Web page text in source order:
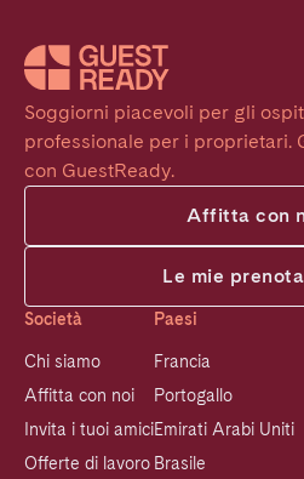
Soggiorni piacevoli per gli
professionale per i proprietari.
con GuestReady.
Affitta con
Le mie
Società
Chi siamo
Affitta con noi
Invita i tuoi amici
Offerte di lavoro
Paesi
Francia
Portogallo
Emirati Arabi Uniti
Brasile